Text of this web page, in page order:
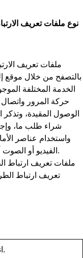
نوع ملفات تعريف
ملفات تعريف
بالتصفح من خلال موقع
الخدمة المختلفة
حركة المرور واتصال
الوصول المقيدة، وتذكر
شراء طلب ما،
واستخدام عناصر
الفيديو أو الصوت أو مشاركة المحتوى عبر الشبكات الاجتماعية.
ملفات تعريف ارتباط
تعريف ارتباط
انتهاء الصلاحية 1 شهر.